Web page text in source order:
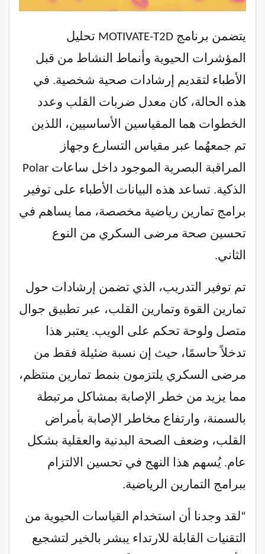
يتضمن برنامج MOTIVATE-T2D تحليل
المؤشرات الحيوية وأنماط النشاط من قبل
الأطباء لتقديم إرشادات صحية شخصية. في
هذه الحالة، كان معدل ضربات القلب وعدد
الخطوات هما المقياسين الأساسيين، اللذين
تم جمعهُما عبر مقياس التسارع وجهاز
المراقبة البصرية الموجود داخل ساعات Polar
الذكية. تساعد هذه البيانات الأطباء على توفير
برامج تمارين رياضية مخصصة، مما يساهم في
تحسين صحة مرضى السكري من النوع
الثاني.
تم توفير التدريب، الذي تضمن إرشادات حول
تمارين القوة وتمارين القلب، عبر تطبيق جوال
متصل ولوحة تحكم على الويب. يعتبر هذا
تدخلاً حاسمًا، حيث إن نسبة ضئيلة فقط من
مرضى السكري يلتزمون بنمط تمارين منتظم،
مما يزيد من خطر الإصابة بمشاكل مرتبطة
بالسمنة، وارتفاع مخاطر الإصابة بأمراض
القلب، وضعف الصحة البدنية والعقلية بشكل
عام. يُسهم هذا النهج في تحسين الالتزام
ببرامج التمارين الرياضية.
“لقد وجدنا أن استخدام القياسات الحيوية من
التقنيات القابلة للارتداء يبشر بالخير لتشجيع